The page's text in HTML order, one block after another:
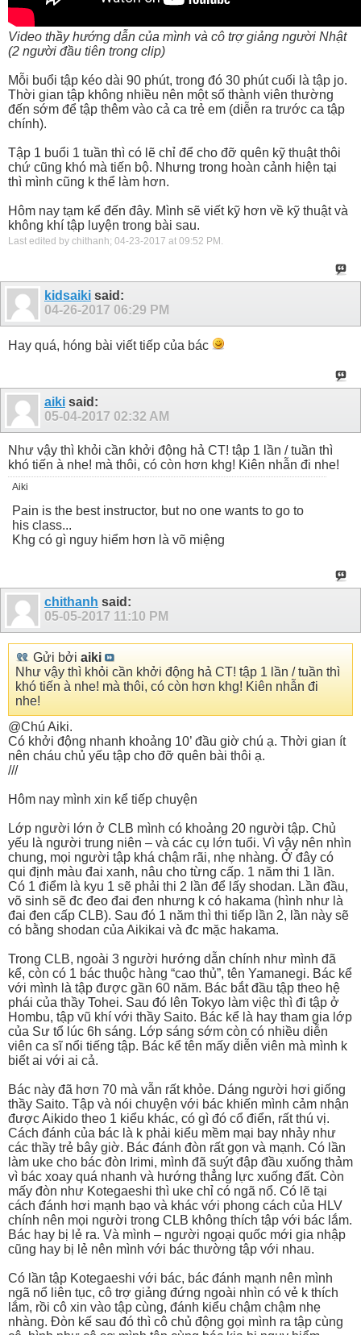
Video thầy hướng dẫn của mình và cô trợ giảng người Nhật
(2 người đầu tiên trong clip)
Mỗi buổi tập kéo dài 90 phút, trong đó 30 phút cuối là tập jo.
Thời gian tập không nhiều nên một số thành viên thường
đến sớm để tập thêm vào cả ca trẻ em (diễn ra trước ca tập
chính).
Tập 1 buổi 1 tuần thì có lẽ chỉ để cho đỡ quên kỹ thuật thôi
chứ cũng khó mà tiến bộ. Nhưng trong hoàn cảnh hiện tại
thì mình cũng k thể làm hơn.
Hôm nay tạm kể đến đây. Mình sẽ viết kỹ hơn về kỹ thuật và
không khí tập luyện trong bài sau.
Last edited by chithanh; 04-23-2017 at 09:52 PM .
kidsaiki said:
04-26-2017 06:29 PM
Hay quá, hóng bài viết tiếp của bác
aiki said:
05-04-2017 02:32 AM
Như vậy thì khỏi cần khởi động hả CT! tập 1 lần / tuần thì
khó tiến à nhe! mà thôi, có còn hơn khg! Kiên nhẫn đi nhe!
Aiki
Pain is the best instructor, but no one wants to go to
his class...
Khg có gì nguy hiểm hơn là võ miệng
chithanh said:
05-05-2017 11:10 PM
Gửi bởi aiki
Như vậy thì khỏi cần khởi động hả CT! tập 1 lần / tuần thì
khó tiến à nhe! mà thôi, có còn hơn khg! Kiên nhẫn đi
nhe!
@Chú Aiki.
Có khởi động nhanh khoảng 10’ đầu giờ chú ạ. Thời gian ít
nên cháu chủ yếu tập cho đỡ quên bài thôi ạ.
///
Hôm nay mình xin kể tiếp chuyện
Lớp người lớn ở CLB mình có khoảng 20 người tập. Chủ
yếu là người trung niên – và các cụ lớn tuổi. Vì vậy nên nhìn
chung, mọi người tập khá chậm rãi, nhẹ nhàng. Ở đây có
qui định màu đai xanh, nâu cho từng cấp. 1 năm thi 1 lần.
Có 1 điểm là kyu 1 sẽ phải thi 2 lần để lấy shodan. Lần đầu,
võ sinh sẽ đc đeo đai đen nhưng k có hakama (hình như là
đai đen cấp CLB). Sau đó 1 năm thì thi tiếp lần 2, lần này sẽ
có bằng shodan của Aikikai và đc mặc hakama.
Trong CLB, ngoài 3 người hướng dẫn chính như mình đã
kể, còn có 1 bác thuộc hàng “cao thủ”, tên Yamanegi. Bác kể
với mình là tập được gần 60 năm. Bác bắt đầu tập theo hệ
phái của thầy Tohei. Sau đó lên Tokyo làm việc thì đi tập ở
Hombu, tập vũ khí với thầy Saito. Bác kể là hay tham gia lớp
của Sư tổ lúc 6h sáng. Lớp sáng sớm còn có nhiều diễn
viên ca sĩ nổi tiếng tập. Bác kể tên mấy diễn viên mà mình k
biết ai với ai cả.
Bác này đã hơn 70 mà vẫn rất khỏe. Dáng người hơi giống
thầy Saito. Tập và nói chuyện với bác khiến mình cảm nhận
được Aikido theo 1 kiểu khác, có gì đó cổ điển, rất thú vị.
Cách đánh của bác là k phải kiểu mềm mại bay nhảy như
các thầy trẻ bây giờ. Bác đánh đòn rất gọn và mạnh. Có lần
làm uke cho bác đòn Irimi, mình đã suýt đập đầu xuống thảm
vì bác xoay quá nhanh và hướng thẳng lực xuống đất. Còn
mấy đòn như Kotegaeshi thì uke chỉ có ngã nổ. Có lẽ tại
cách đánh hơi mạnh bạo và khác với phong cách của HLV
chính nên mọi người trong CLB không thích tập với bác lắm.
Bác hay bị lẻ ra. Và mình – người ngoại quốc mới gia nhập
cũng hay bị lẻ nên mình với bác thường tập với nhau.
Có lần tập Kotegaeshi với bác, bác đánh mạnh nên mình
ngã nổ liên tục, cô trợ giảng đứng ngoài nhìn có vẻ k thích
lắm, rồi cô xin vào tập cùng, đánh kiểu chậm chậm nhẹ
nhàng. Đòn kế sau đó thì cô chủ động gọi mình ra tập cùng